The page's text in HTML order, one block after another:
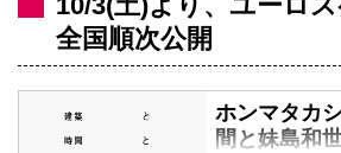
全国順次公開
ホンマタカ
間と妹島和世